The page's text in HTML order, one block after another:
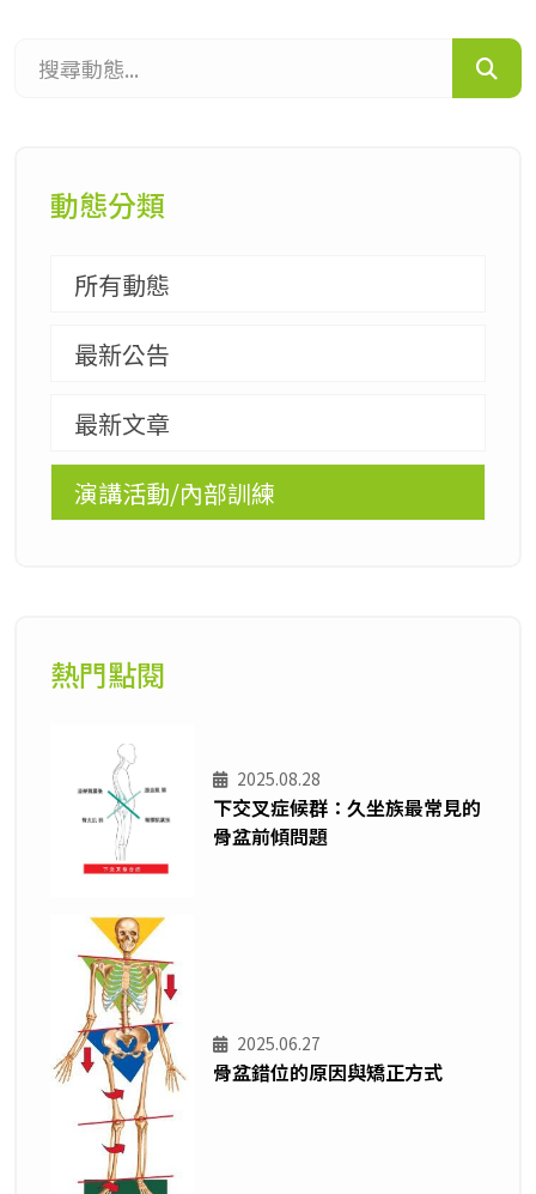
動態分類
所有動態
最新公告
最新文章
演講活動/內部訓練
熱門點閱
2025.08.28
下交叉症候群：久坐族最常見的
骨盆前傾問題
2025.06.27
骨盆錯位的原因與矯正方式